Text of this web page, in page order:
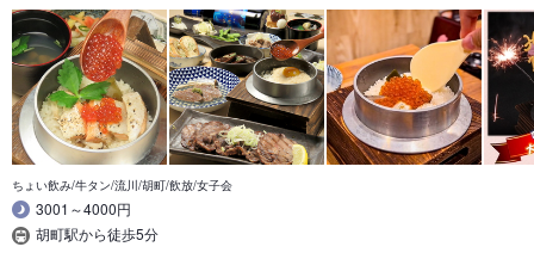
ちょい飲み/牛タン/流川/胡町/飲放/女子会
3001～4000円
胡町駅から徒歩5分